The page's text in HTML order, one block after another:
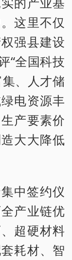
这里不仅
强县建设
“全国科技
、人才储
电资源丰
产要素价
大大降低
中签约仪
产业链优
超硬材料
耗材、智